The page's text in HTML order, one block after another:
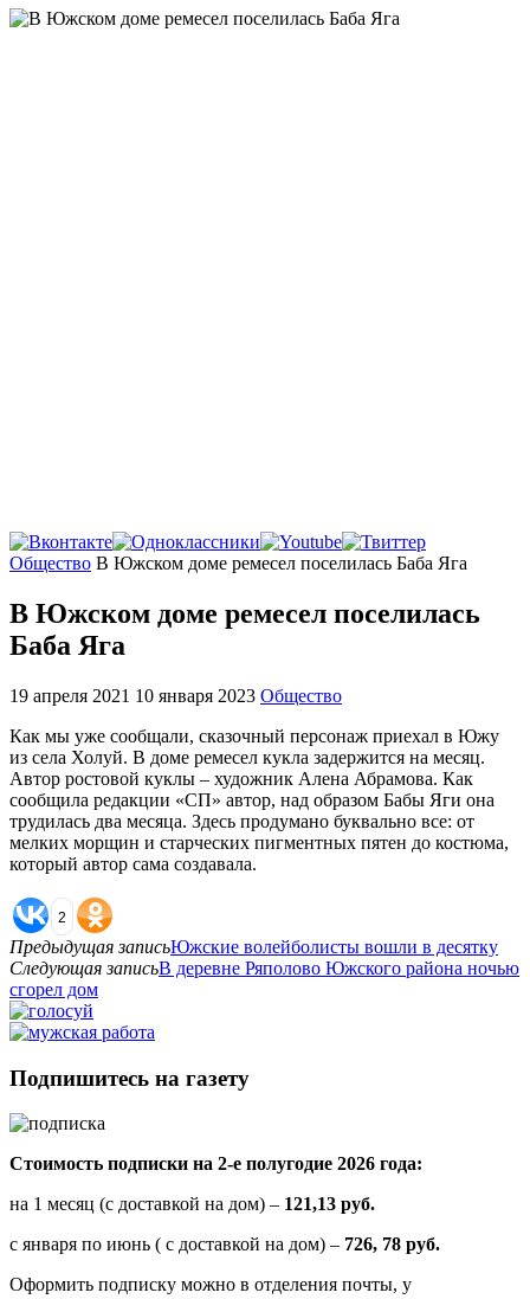
Главная
Общество В Южском доме ремесел поселилась Баба Яга
В Южском доме ремесел поселилась
Баба Яга
19 апреля 2021 10 января 2023 Общество
Как мы уже сообщали, сказочный персонаж приехал в Южу
из села Холуй. В доме ремесел кукла задержится на месяц.
Автор ростовой куклы – художник Алена Абрамова. Как
сообщила редакции «СП» автор, над образом Бабы Яги она
трудилась два месяца. Здесь продумано буквально все: от
мелких морщин и старческих пигментных пятен до костюма,
который автор сама создавала.
2
Предыдущая записьЮжские волейболисты вошли в десятку
Следующая записьВ деревне Ряполово Южского района ночью
сгорел дом
Подпишитесь на газету
Стоимость подписки на 2-е полугодие 2026 года:
на 1 месяц (с доставкой на дом) – 121,13 руб.
с января по июнь ( с доставкой на дом) – 726, 78 руб.
Оформить подписку можно в отделения почты, у